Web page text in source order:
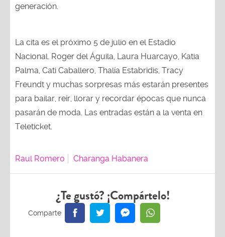
generación.
La cita es el próximo 5 de julio en el Estadio
Nacional. Roger del Águila, Laura Huarcayo, Katia
Palma, Cati Caballero, Thalía Estabridis, Tracy
Freundt y muchas sorpresas más estarán presentes
para bailar, reír, llorar y recordar épocas que nunca
pasarán de moda. Las entradas están a la venta en
Teleticket.
Raul Romero Charanga Habanera
¿Te gustó? ¡Compártelo!